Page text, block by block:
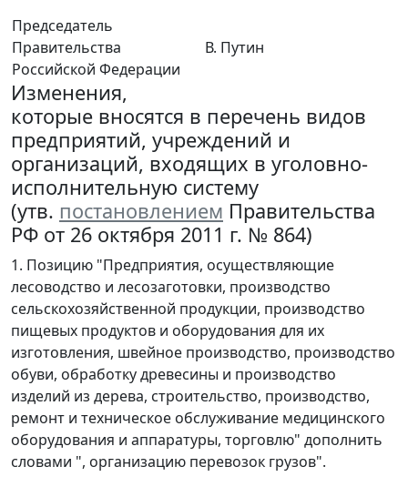
Председатель
Правительства
Российской Федерации
В. Путин
Изменения,
которые вносятся в перечень видов
предприятий, учреждений и
организаций, входящих в уголовно-
исполнительную систему
(утв. постановлением Правительства
РФ от 26 октября 2011 г. № 864)
1. Позицию "Предприятия, осуществляющие
лесоводство и лесозаготовки, производство
сельскохозяйственной продукции, производство
пищевых продуктов и оборудования для их
изготовления, швейное производство, производство
обуви, обработку древесины и производство
изделий из дерева, строительство, производство,
ремонт и техническое обслуживание медицинского
оборудования и аппаратуры, торговлю" дополнить
словами ", организацию перевозок грузов".